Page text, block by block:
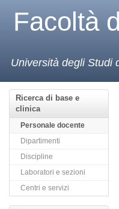
Facoltà
Università degli Studi
Ricerca di base e
clinica
Personale docente
Dipartimenti
Discipline
Laboratori e sezioni
Centri e servizi